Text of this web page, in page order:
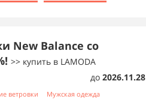
New Balance со
>> купить в LAMODA
до 2026.11.28
ветровки Мужская одежда